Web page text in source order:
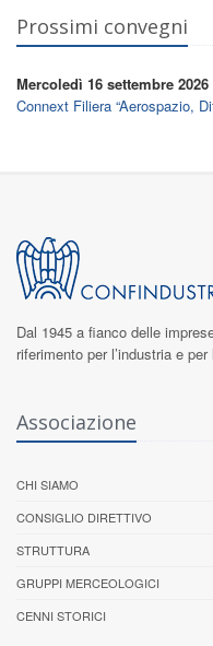
Prossimi convegni
Mercoledì 16 settembre 2026
Connext Filiera “Aerospazio,
Dal 1945 a fianco delle
riferimento per l’industria e
Associazione
CHI SIAMO
CONSIGLIO DIRETTIVO
STRUTTURA
GRUPPI MERCEOLOGICI
CENNI STORICI